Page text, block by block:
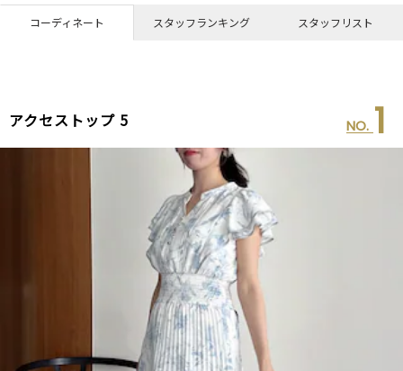
コーディネート スタッフランキング スタッフリスト
アクセストップ 5 NO. 1